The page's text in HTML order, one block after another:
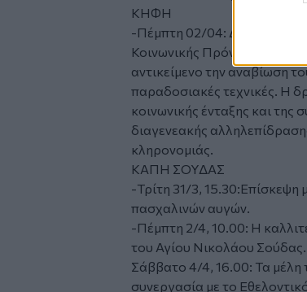
KΗΦΗ
-Πέμπτη 02/04: Διαγενεακή
Κοινωνικής Πρόνοιας
αντικείμενο την αναβίωση
παραδοσιακές τεχνικές. Η
κοινωνικής ένταξης και της
διαγενεακής
κληρονομιάς.
ΚΑΠΗ ΣΟΥΔΑΣ
-Τρίτη 31/3,
πασχαλινών αυγών.
-Πέμπτη 2/4, 10.00: Η
του Αγίου Νικολάου Σούδας.
Σάββατο 4/4, 16.00: Τα μέλη
συνεργασία με το